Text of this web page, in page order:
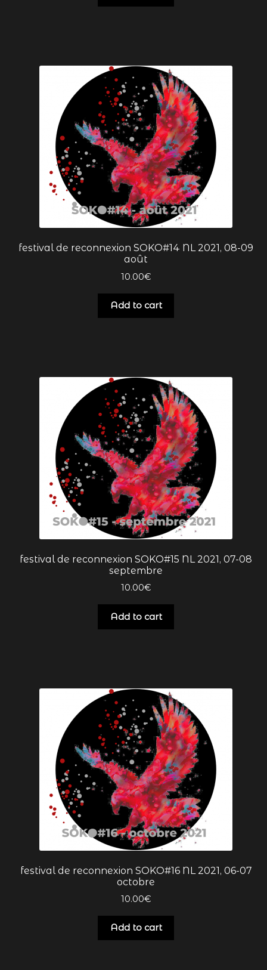
festival de reconnexion SOKO#14 NL 2021, 08-09
août
10.00€
Add to cart
festival de reconnexion SOKO#15 NL 2021, 07-08
septembre
10.00€
Add to cart
festival de reconnexion SOKO#16 NL 2021, 06-07
octobre
10.00€
Add to cart